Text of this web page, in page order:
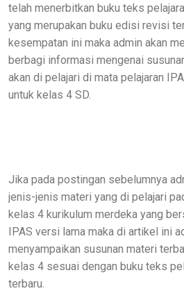
telah menerbitkan buku teks
yang merupakan buku edisi revisi
kesempatan ini maka admin akan
berbagi informasi mengenai
akan di pelajari di mata pelajaran
untuk kelas 4 SD.
Jika pada postingan sebelumnya
jenis-jenis materi yang di pelajari
kelas 4 kurikulum merdeka yang
IPAS versi lama maka di artikel ini
menyampaikan susunan materi
kelas 4 sesuai dengan buku teks
terbaru.